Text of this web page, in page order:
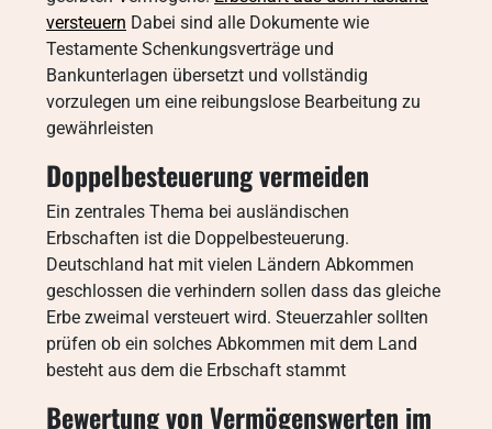
versteuern Dabei sind alle Dokumente wie
Testamente Schenkungsverträge und
Bankunterlagen übersetzt und vollständig
vorzulegen um eine reibungslose Bearbeitung zu
gewährleisten
Doppelbesteuerung vermeiden
Ein zentrales Thema bei ausländischen
Erbschaften ist die Doppelbesteuerung.
Deutschland hat mit vielen Ländern Abkommen
geschlossen die verhindern sollen dass das gleiche
Erbe zweimal versteuert wird. Steuerzahler sollten
prüfen ob ein solches Abkommen mit dem Land
besteht aus dem die Erbschaft stammt
Bewertung von Vermögenswerten im